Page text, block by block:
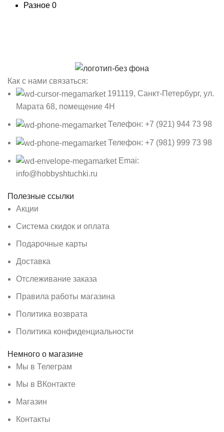
Разное 0
Как с нами связаться:
191119, Санкт-Петербург, ул.
Марата 68, помещение 4Н
Телефон: +7 (921) 944 73 98
Телефон: +7 (981) 999 73 98
Emai:
info@hobbyshtuchki.ru
Полезные ссылки
Акции
Система скидок и оплата
Подарочные карты
Доставка
Отслеживание заказа
Правила работы магазина
Политика возврата
Политика конфиденциальности
Немного о магазине
Мы в Телеграм
Мы в ВКонтакте
Магазин
Контакты